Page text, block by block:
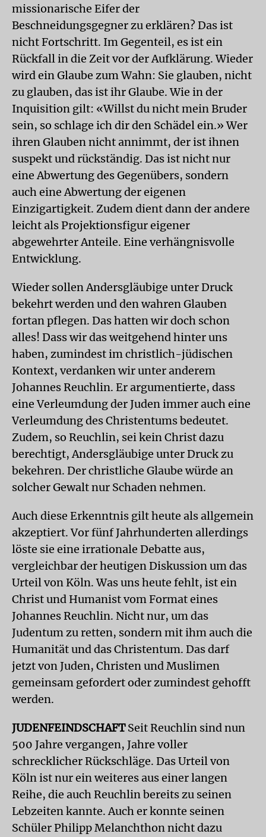
missionarische Eifer der
Beschneidungsgegner zu erklären? Das ist
nicht Fortschritt. Im Gegenteil, es ist ein
Rückfall in die Zeit vor der Aufklärung. Wieder
wird ein Glaube zum Wahn: Sie glauben, nicht
zu glauben, das ist ihr Glaube. Wie in der
Inquisition gilt: «Willst du nicht mein Bruder
sein, so schlage ich dir den Schädel ein.» Wer
ihren Glauben nicht annimmt, der ist ihnen
suspekt und rückständig. Das ist nicht nur
eine Abwertung des Gegenübers, sondern
auch eine Abwertung der eigenen
Einzigartigkeit. Zudem dient dann der andere
leicht als Projektionsfigur eigener
abgewehrter Anteile. Eine verhängnisvolle
Entwicklung.
Wieder sollen Andersgläubige unter Druck
bekehrt werden und den wahren Glauben
fortan pflegen. Das hatten wir doch schon
alles! Dass wir das weitgehend hinter uns
haben, zumindest im christlich-jüdischen
Kontext, verdanken wir unter anderem
Johannes Reuchlin. Er argumentierte, dass
eine Verleumdung der Juden immer auch eine
Verleumdung des Christentums bedeutet.
Zudem, so Reuchlin, sei kein Christ dazu
berechtigt, Andersgläubige unter Druck zu
bekehren. Der christliche Glaube würde an
solcher Gewalt nur Schaden nehmen.
Auch diese Erkenntnis gilt heute als allgemein
akzeptiert. Vor fünf Jahrhunderten allerdings
löste sie eine irrationale Debatte aus,
vergleichbar der heutigen Diskussion um das
Urteil von Köln. Was uns heute fehlt, ist ein
Christ und Humanist vom Format eines
Johannes Reuchlin. Nicht nur, um das
Judentum zu retten, sondern mit ihm auch die
Humanität und das Christentum. Das darf
jetzt von Juden, Christen und Muslimen
gemeinsam gefordert oder zumindest gehofft
werden.
JUDENFEINDSCHAFTSeit Reuchlin sind nun
500 Jahre vergangen, Jahre voller
schrecklicher Rückschläge. Das Urteil von
Köln ist nur ein weiteres aus einer langen
Reihe, die auch Reuchlin bereits zu seinen
Lebzeiten kannte. Auch er konnte seinen
Schüler Philipp Melanchthon nicht dazu